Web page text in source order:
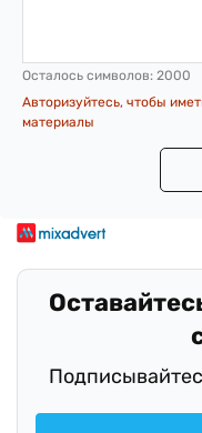
Осталось символов: 2000
Авторизуйтесь, чтобы
материалы